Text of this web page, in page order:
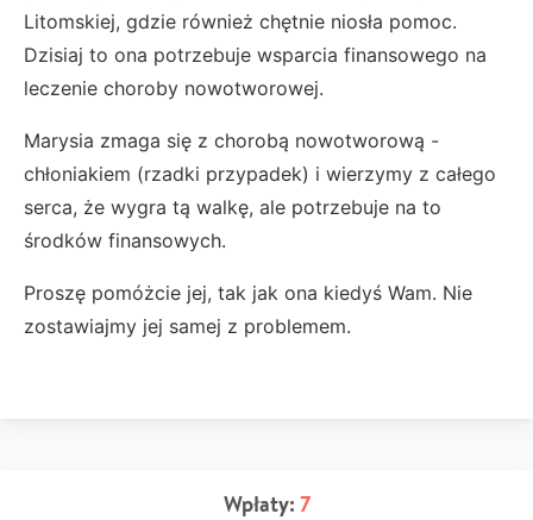
Litomskiej, gdzie również chętnie niosła pomoc.
Dzisiaj to ona potrzebuje wsparcia finansowego na
leczenie choroby nowotworowej.
Marysia zmaga się z chorobą nowotworową -
chłoniakiem (rzadki przypadek) i wierzymy z całego
serca, że wygra tą walkę, ale potrzebuje na to
środków finansowych.
Proszę pomóżcie jej, tak jak ona kiedyś Wam. Nie
zostawiajmy jej samej z problemem.
Wpłaty: 7